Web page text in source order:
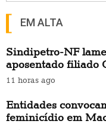
EM ALTA
Sindipetro-NF
aposentado filiado
11 horas ago
Entidades
feminicídio em